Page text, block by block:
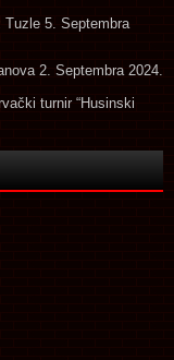
Tuzle 5. Septembra
2. Septembra 2024.
turnir “Husinski